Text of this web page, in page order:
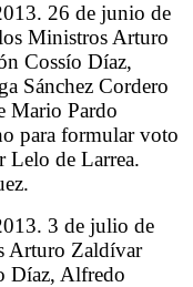
26 de junio de
Ministros Arturo
Cossío Díaz,
Sánchez Cordero
Mario Pardo
para formular voto
Lelo de Larrea.
3 de julio de
Arturo Zaldívar
Díaz, Alfredo